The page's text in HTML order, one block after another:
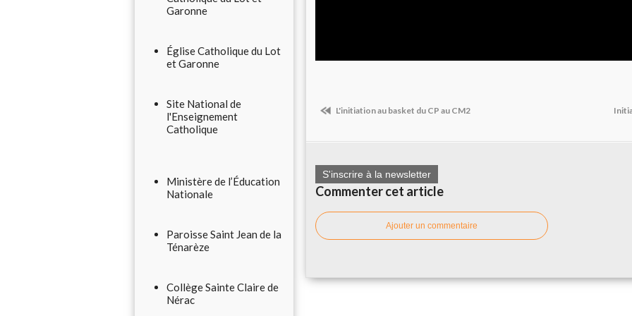
Garonne
Église Catholique du Lot
et Garonne
Site National de
l'Enseignement
Catholique
Ministère de l’Éducation
Nationale
Paroisse Saint Jean de la
Ténarèze
Collège Sainte Claire de
Nérac
L'initiation au basket du CP au CM2
S'inscrire à la newsletter
Commenter cet article
Ajouter un commentaire